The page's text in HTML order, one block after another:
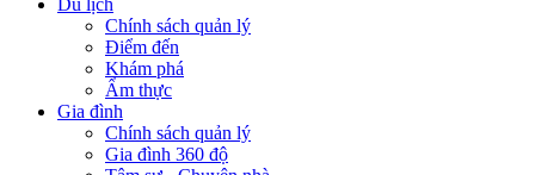
Du lịch
Chính sách quản lý
Điểm đến
Khám phá
Ẩm thực
Gia đình
Chính sách quản lý
Gia đình 360 độ